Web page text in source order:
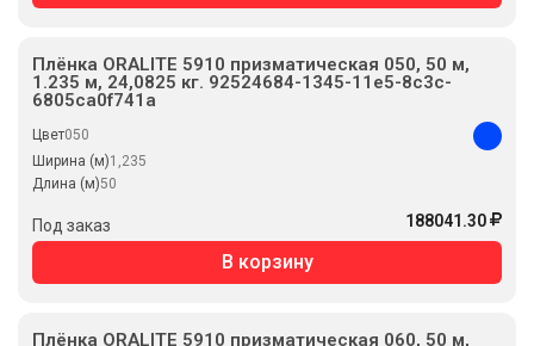
Плёнка ORALITE 5910 призматическая 050, 50 м,
1.235 м, 24,0825 кг. 92524684-1345-11e5-8c3c-
6805ca0f741a
Цвет050
Ширина (м)1,235
Длина (м)50
Под заказ 188041.30
В корзину
Плёнка ORALITE 5910 призматическая 060, 50 м,